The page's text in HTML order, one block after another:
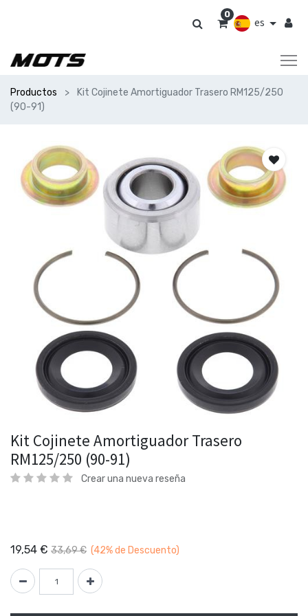
es
0
Productos
Kit Cojinete Amortiguador Trasero RM125/250
(90-91)
Kit Cojinete Amortiguador Trasero
RM125/250 (90-91)
Crear una nueva reseña
19,54 € 33,69€ (42%de Descuento)